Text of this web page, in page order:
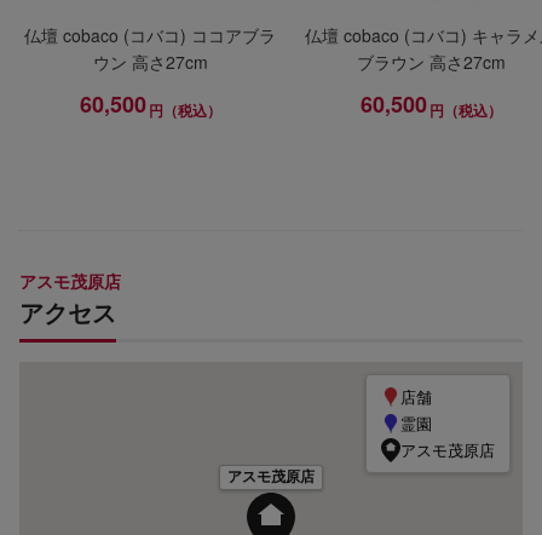
仏壇 cobaco (コバコ) ココアブラ
ウン 高さ27cm
60,500円（税込）
仏壇 cobaco (コバコ) キャラ
ブラウン 高さ27cm
60,500円（税込）
アスモ茂原店
アクセス
アスモ茂原店
店舗
霊園
アスモ茂原店